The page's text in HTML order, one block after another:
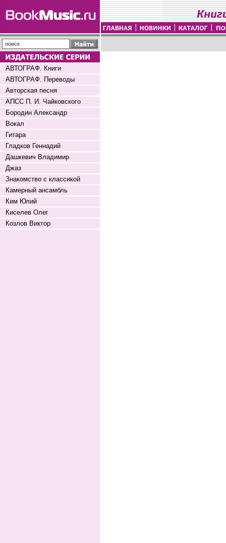
АВТОГРАФ. Книги
АВТОГРАФ. Переводы
Авторская песня
АПСС П. И. Чайковского
Бородин Александр
Вокал
Гитара
Гладков Геннадий
Дашкевич Владимир
Джаз
Знакомство с классикой
Камерный ансамбль
Ким Юлий
Киселев Олег
Козлов Виктор